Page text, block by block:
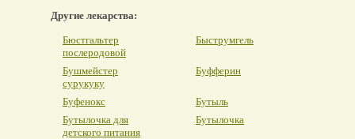
Другие лекарства:
Бюстгальтер
послеродовой
Быструмгель
Бушмейстер
сурукуку
Буфферин
Буфенокс
Бутыль
Бутылочка для
детского питания
Бутылочка